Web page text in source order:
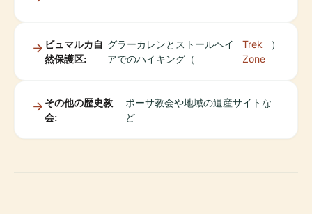
ビュマルカ自
然保護区:
グラーカレンとストールヘイ
アでのハイキング（
Trek
Zone
）
その他の歴史教
会:
ボーサ教会や地域の遺産サイトな
ど